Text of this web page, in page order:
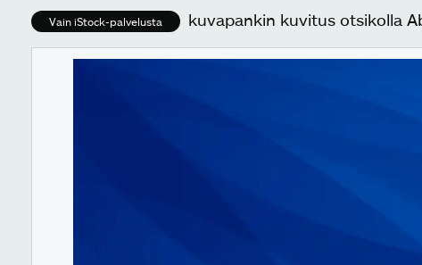
Kaikki sisältö
Kuvat
Vain iStock-palvelusta kuvapankin kuvitus otsikolla